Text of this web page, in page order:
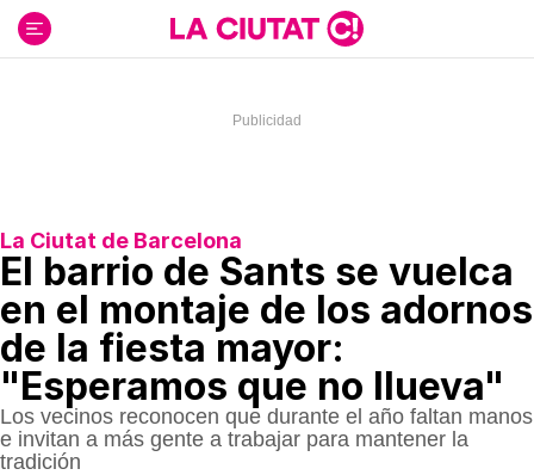
contenido
La Ciutat de Barcelona
El barrio de Sants se vuelca
en el montaje de los adornos
de la fiesta mayor:
"Esperamos que no llueva"
Los vecinos reconocen que durante el año faltan manos
e invitan a más gente a trabajar para mantener la
tradición